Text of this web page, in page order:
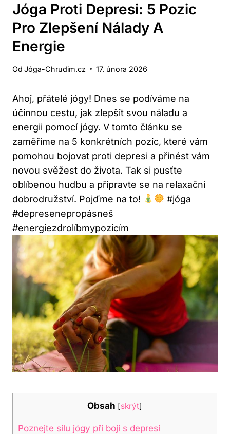
Jóga Proti Depresi: 5 Pozic
Pro Zlepšení Nálady A
Energie
Od Jóga-Chrudim.cz 17. února 2026
Ahoj, přátelé jógy! Dnes se podíváme na
účinnou cestu, jak zlepšit svou náladu a
energii⁢ pomocí jógy. V tomto článku se
zaměříme na 5 konkrétních ​pozic, které vám
pomohou bojovat proti depresi a ‌přinést vám
novou svěžest‌ do života. Tak si pusťte
oblíbenou hudbu a připravte se‍ na relaxační
dobrodružství. Pojďme na to!‍
#jóga
#depresenepropásneš
#energiezdrolíbmypozicím
Obsah [skrýt]
Poznejte sílu jógy ​při boji s depresí